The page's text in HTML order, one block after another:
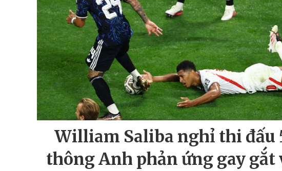
William Saliba nghỉ thi đấu
thông Anh phản ứng gay